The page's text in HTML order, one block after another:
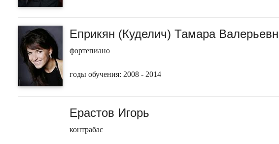
Еприкян (Куделич) Тамара
фортепиано
годы обучения: 2008 - 2014
Ерастов Игорь
контрабас